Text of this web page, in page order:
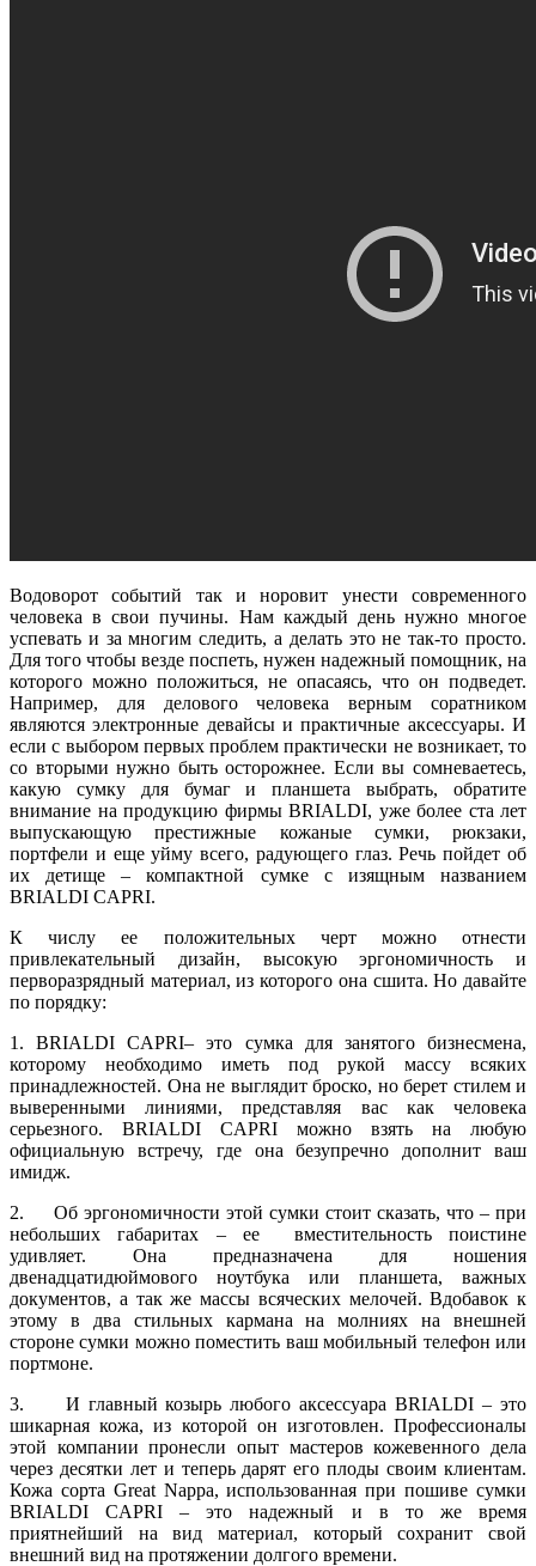
Водоворот событий так и норовит унести современного
человека в свои пучины. Нам каждый день нужно многое
успевать и за многим следить, а делать это не так-то просто.
Для того чтобы везде поспеть, нужен надежный помощник, на
которого можно положиться, не опасаясь, что он подведет.
Например, для делового человека верным соратником
являются электронные девайсы и практичные аксессуары. И
если с выбором первых проблем практически не возникает, то
со вторыми нужно быть осторожнее. Если вы сомневаетесь,
какую сумку для бумаг и планшета выбрать, обратите
внимание на продукцию фирмы BRIALDI, уже более ста лет
выпускающую престижные кожаные сумки, рюкзаки,
портфели и еще уйму всего, радующего глаз. Речь пойдет об
их детище – компактной сумке с изящным названием
BRIALDI CAPRI.
К числу ее положительных черт можно отнести
привлекательный дизайн, высокую эргономичность и
перворазрядный материал, из которого она сшита. Но давайте
по порядку:
1. BRIALDI CAPRI– это сумка для занятого бизнесмена,
которому необходимо иметь под рукой массу всяких
принадлежностей. Она не выглядит броско, но берет стилем и
выверенными линиями, представляя вас как человека
серьезного. BRIALDI CAPRI можно взять на любую
официальную встречу, где она безупречно дополнит ваш
имидж.
2. Об эргономичности этой сумки стоит сказать, что – при
небольших габаритах – ее вместительность поистине
удивляет. Она предназначена для ношения
двенадцатидюймового ноутбука или планшета, важных
документов, а так же массы всяческих мелочей. Вдобавок к
этому в два стильных кармана на молниях на внешней
стороне сумки можно поместить ваш мобильный телефон или
портмоне.
3. И главный козырь любого аксессуара BRIALDI – это
шикарная кожа, из которой он изготовлен. Профессионалы
этой компании пронесли опыт мастеров кожевенного дела
через десятки лет и теперь дарят его плоды своим клиентам.
Кожа сорта Great Nappa, использованная при пошиве сумки
BRIALDI CAPRI – это надежный и в то же время
приятнейший на вид материал, который сохранит свой
внешний вид на протяжении долгого времени.